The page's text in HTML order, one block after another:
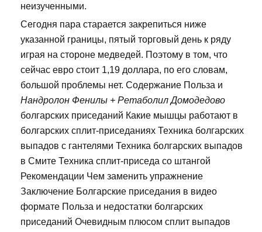
неизученными.
Сегодня пара старается закрепиться ниже
указанной границы, пятый торговый день к ряду
играя на стороне медведей. Поэтому в том, что
сейчас евро стоит 1,19 доллара, по его словам,
большой проблемы нет. Содержание Польза и
Нандролон Фенилы + Ретаболил Домодедово
болгарских приседаний Какие мышцы работают в
болгарских сплит-приседаниях Техника болгарских
выпадов с гантелями Техника болгарских выпадов
в Смите Техника сплит-приседа со штангой
Рекомендации Чем заменить упражнение
Заключение Болгарские приседания в видео
формате Польза и недостатки болгарских
приседаний Очевидным плюсом сплит выпадов